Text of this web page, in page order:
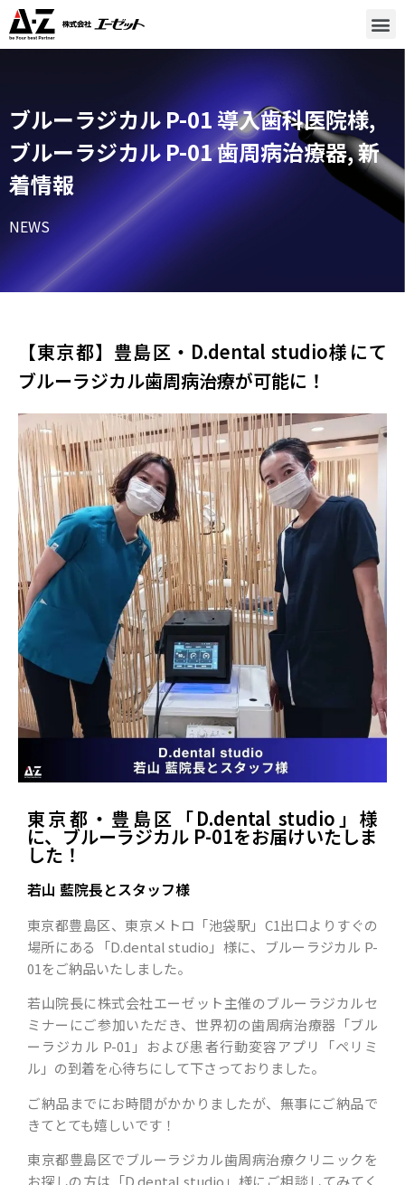
ブルーラジカル P-01 導入歯科医院様,
ブルーラジカル P-01 歯周病治療器,新
着情報
NEWS
【東京都】豊島区・D.dental studio様​にて
ブルーラジカル歯周病治療が可能に！
東京都・豊島区「D.dental studio」様
に、ブルーラジカル P-01をお届けいたしま
した！
若山 藍院長とスタッフ様
東京都豊島区、東京メトロ「池袋駅」C1出口よりすぐの
場所にある
「D.dental studio」様に、ブルーラジカル P-
01をご納品いたしました。
若山院長に株式会社エーゼット主催のブルーラジカルセ
ミナーにご参加いただき、世界初の歯周病治療器「ブル
ーラジカル P-01」および患者行動変容アプリ「ペリミ
ル」の到着を心待ちにして下さっておりました。
ご納品までにお時間がかかりましたが、無事にご納品で
きてとても嬉しいです！
東京都豊島区でブルーラジカル歯周病治療クリニックを
お探しの方は「D.dental studio 」様にご相談してみてく